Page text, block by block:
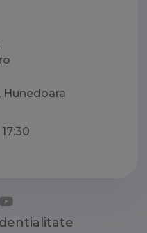
Hunedoara